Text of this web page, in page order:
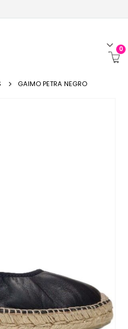
0
GAIMO PETRA NEGRO